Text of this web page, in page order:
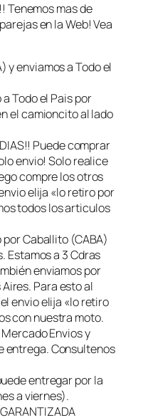
Tenemos mas de
en la Web! Vea
y enviamos a Todo el
Todo el Pais por
el camioncito al lado
Puede comprar
envio! Solo realice
compre los otros
elija «lo retiro por
todos los articulos
Caballito (CABA)
Estamos a 3 Cdras
enviamos por
Para esto al
envio elija «lo retiro
con nuestra moto.
Envios y
entrega. Consultenos
entregar por la
a viernes).